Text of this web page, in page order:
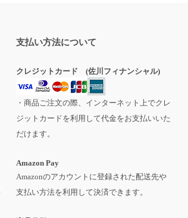
支払い方法について
クレジットカード (佐川フィナンシャル)
・商品ご注文の際、インターネット上でクレ
ジットカードを利用して代金をお支払いいた
だけます。
Amazon Pay
Amazonのアカウントに登録された配送先や
支払い方法を利用して決済できます。